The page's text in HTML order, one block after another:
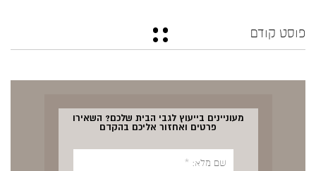
פוסט קודם
מעוניינים בייעוץ לגבי הבית שלכם? השאירו
פרטים ואחזור אליכם בהקדם